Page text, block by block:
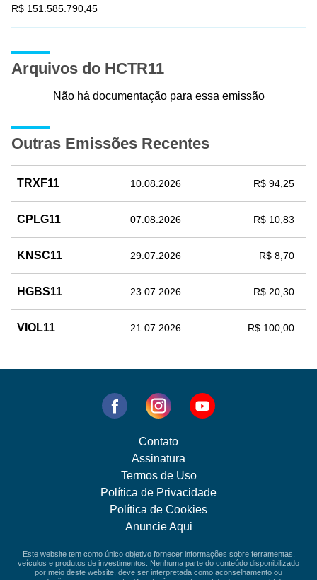
R$ 151.585.790,45
Arquivos do HCTR11
Não há documentação para essa emissão
Outras Emissões Recentes
TRXF11 10.08.2026 R$ 94,25
CPLG11 07.08.2026 R$ 10,83
KNSC11 29.07.2026 R$ 8,70
HGBS11 23.07.2026 R$ 20,30
VIOL11 21.07.2026 R$ 100,00
Contato
Assinatura
Termos de Uso
Política de Privacidade
Política de Cookies
Anuncie Aqui
Este website tem como único objetivo fornecer informações sobre ferramentas,
veículos e produtos de investimentos. Nenhuma parte do conteúdo disponibilizado
por meio deste website, deve ser interpretada como aconselhamento ou